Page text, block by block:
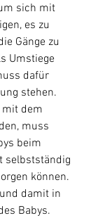
sich mit
es zu
Gänge zu
Umstiege
dafür
stehen.
mit dem
muss
beim
selbstständig
können.
damit in
Babys.